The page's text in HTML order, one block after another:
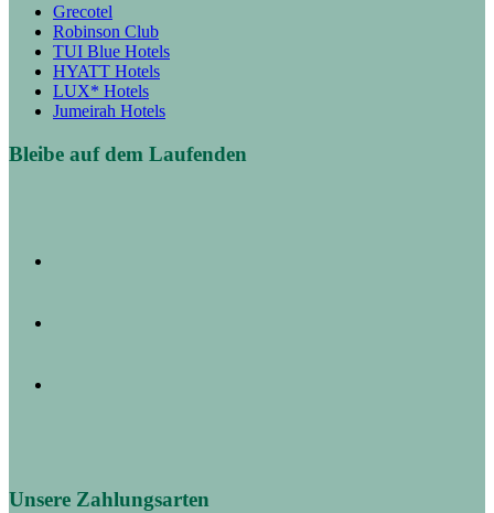
Grecotel
Robinson Club
TUI Blue Hotels
HYATT Hotels
LUX* Hotels
Jumeirah Hotels
Bleibe auf dem Laufenden
Unsere Zahlungsarten